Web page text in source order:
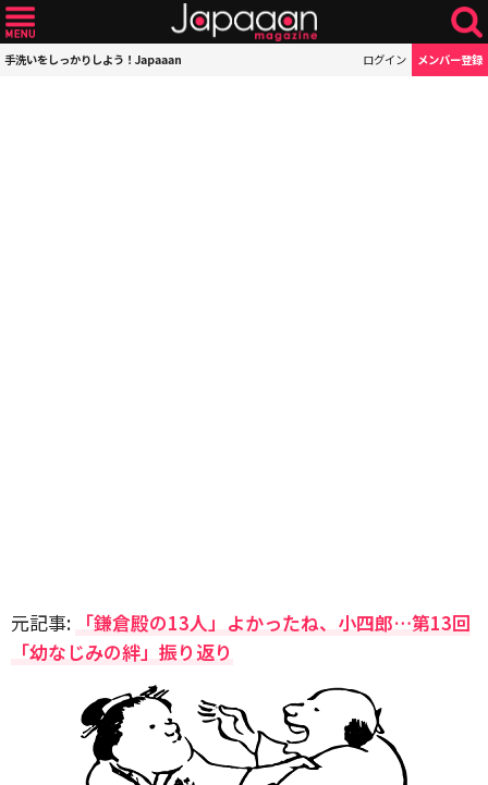
手洗いをしっかりしよう！Japaaan ログイン メンバー登録
元記事: 「鎌倉殿の13人」よかったね、小四郎…第13回
「幼なじみの絆」振り返り